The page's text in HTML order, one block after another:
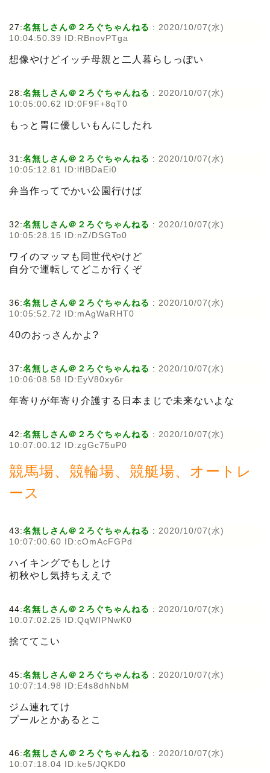
27:名無しさん＠２ろぐちゃんねる : 2020/10/07(水)
10:04:50.39 ID:RBnovPTga
想像やけどイッチ母親と二人暮らしっぽい
28:名無しさん＠２ろぐちゃんねる : 2020/10/07(水)
10:05:00.62 ID:0F9F+8qT0
もっと胃に優しいもんにしたれ
31:名無しさん＠２ろぐちゃんねる : 2020/10/07(水)
10:05:12.81 ID:lflBDaEi0
弁当作ってでかい公園行けば
32:名無しさん＠２ろぐちゃんねる : 2020/10/07(水)
10:05:28.15 ID:nZ/DSGTo0
ワイのマッマも同世代やけど
自分で運転してどこか行くぞ
36:名無しさん＠２ろぐちゃんねる : 2020/10/07(水)
10:05:52.72 ID:mAgWaRHT0
40のおっさんかよ?
37:名無しさん＠２ろぐちゃんねる : 2020/10/07(水)
10:06:08.58 ID:EyV80xy6r
年寄りが年寄り介護する日本まじで未来ないよな
42:名無しさん＠２ろぐちゃんねる : 2020/10/07(水)
10:07:00.12 ID:zgGc75uP0
競馬場、競輪場、競艇場、オートレ
ース
43:名無しさん＠２ろぐちゃんねる : 2020/10/07(水)
10:07:00.60 ID:cOmAcFGPd
ハイキングでもしとけ
初秋やし気持ちええで
44:名無しさん＠２ろぐちゃんねる : 2020/10/07(水)
10:07:02.25 ID:QqWIPNwK0
捨ててこい
45:名無しさん＠２ろぐちゃんねる : 2020/10/07(水)
10:07:14.98 ID:E4s8dhNbM
ジム連れてけ
プールとかあるとこ
46:名無しさん＠２ろぐちゃんねる : 2020/10/07(水)
10:07:18.04 ID:ke5/JQKD0